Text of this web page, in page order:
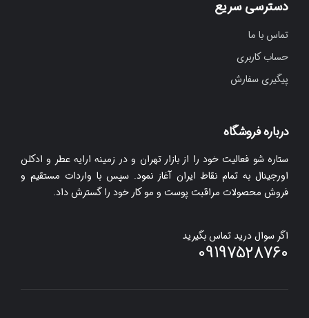
دسترسی سریع
تماس با ما
حساب کاربری
پیگیری سفارش
درباره فروشگاه
ستاره شو فعالیت خود را از بازار تهران و در زمینه ارایه عطر و ادکلن
اورجینال به تمام نقاط ایران آغاز نمود. سپس با واردات مستقیم و
فروش محصولات مراقبت پوست و مو کار خود را گسترش داد.
اگر سوال درید تماس بگیرید
09197528760